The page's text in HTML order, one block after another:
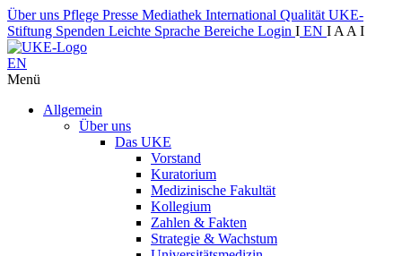
Über uns Pflege Presse Mediathek International Qualität UKE-
Stiftung Spenden Leichte Sprache Bereiche Login I EN I A A I
EN
Menü
Allgemein
Über uns
Das UKE
Vorstand
Kuratorium
Medizinische Fakultät
Kollegium
Zahlen & Fakten
Strategie & Wachstum